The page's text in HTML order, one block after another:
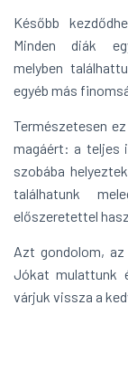
Később
Minden diák
melyben
egyéb más
Természetesen
magáért: a teljes
szobába
találhatunk
előszeretettel
Azt gondolom,
Jókat mulattunk
várjuk vissza a